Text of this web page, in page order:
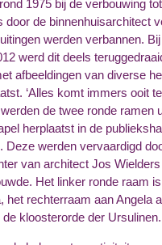
1975 bij de verbouwing tot
door de binnenhuisarchitect
werden verbannen.
werd dit deels
afbeeldingen van diverse
‘Alles komt immers ooit
de twee ronde ramen
herplaatst in de
Deze werden vervaardigd
van architect Jos
Het linker ronde raam
het rechterraam aan Angela
kloosterorde der Ursulinen.